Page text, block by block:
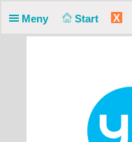
Meny Start X